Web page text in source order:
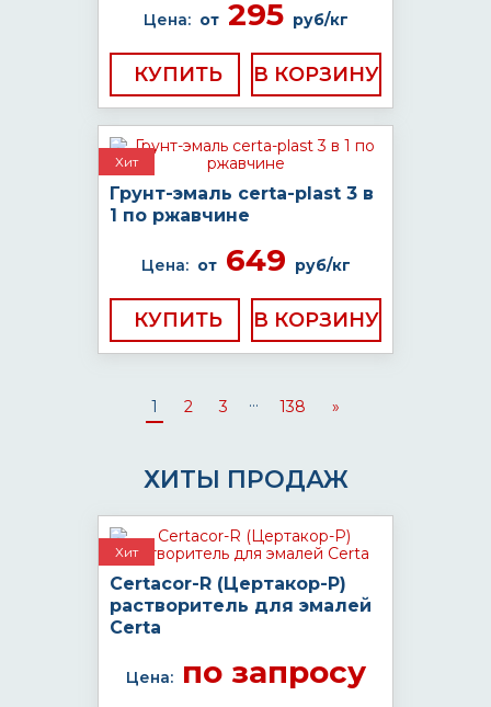
Цена: от295 руб/кг
КУПИТЬ
Хит
Грунт-эмаль certa-plast 3 в
1 по ржавчине
Цена: от649 руб/кг
КУПИТЬ
1 2 3 ... 138 »
ХИТЫ ПРОДАЖ
Хит
Certacor-R (Цертакор-Р)
растворитель для эмалей
Certa
Цена:по запросу